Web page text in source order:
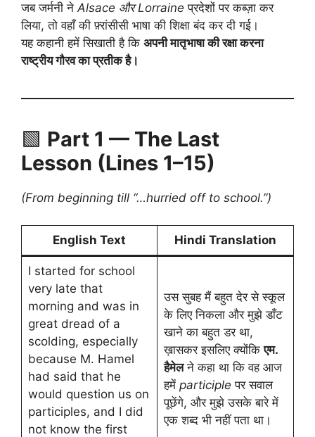
जब जर्मनी नेAlsace और Lorraine प्रदेशों पर कब्ज़ा कर
लिया, तो वहाँ की फ़्रांसीसी भाषा की शिक्षा बंद कर दी गई।
यह कहानी हमें सिखाती है कि अपनी मातृभाषा की रक्षा करना
राष्ट्रीय गौरव का प्रतीक है।
🟩 Part 1 — The Last
Lesson (Lines 1–15)
(From beginning till “…hurried off to school.”)
English Text Hindi Translation
I started for school
very late that
morning and was in
great dread of a
scolding, especially
because M. Hamel
had said that he
would question us on
participles, and I did
not know the first
उस सुबह मैं बहुत देर से स्कूल
के लिए निकला और मुझे डाँट
खाने का बहुत डर था,
ख़ासकर इसलिए क्योंकिएम.
हैमेलने कहा था कि वह आज
हमें participle पर सवाल
पूछेंगे, और मुझे उसके बारे में
एक शब्द भी नहीं पता था।